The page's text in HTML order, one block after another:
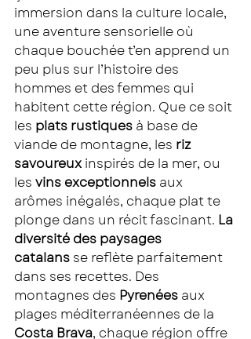
immersion dans la culture locale,
une aventure sensorielle où
chaque bouchée t’en apprend un
peu plus sur l’histoire des
hommes et des femmes qui
habitent cette région. Que ce soit
les plats rustiques à base de
viande de montagne, les riz
savoureux inspirés de la mer, ou
les vins exceptionnels aux
arômes inégalés, chaque plat te
plonge dans un récit fascinant. La
diversité des paysages
catalans se reflète parfaitement
dans ses recettes. Des
montagnes des Pyrenées aux
plages méditerranéennes de la
Costa Brava, chaque région offre